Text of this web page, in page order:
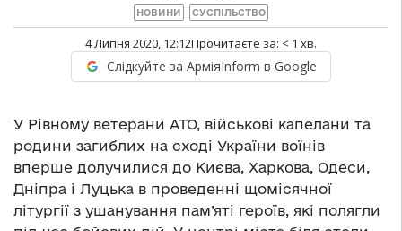
НОВИНИ СУСПІЛЬСТВО
4 Липня 2020, 12:12Прочитаєте за: < 1 хв.
Слідкуйте за АрміяInform в Google
У Рівному ветерани АТО, військові капелани та
родини загиблих на сході України воїнів
вперше долучилися до Києва, Харкова, Одеси,
Дніпра і Луцька в проведенні щомісячної
літургії з ушанування пам’яті героїв, які полягли